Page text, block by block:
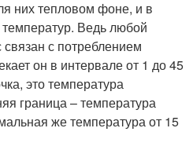
них тепловом фоне, и в
Ведь любой
с потреблением
он в интервале от 1 до 45
это температура
граница – температура
же температура от 15